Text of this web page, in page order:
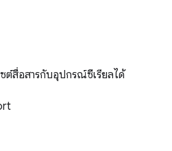
ต์สื่อสารกับอุปกรณ์ซีเรียลได้